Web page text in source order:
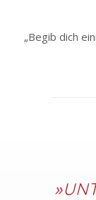
„Begib dich